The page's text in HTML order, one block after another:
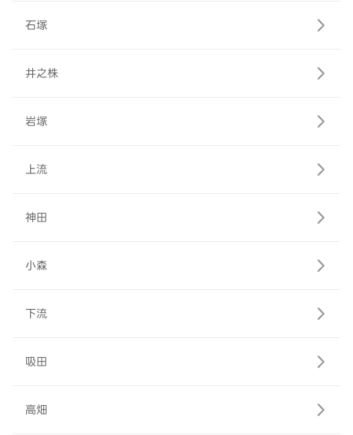
石塚
井之株
岩塚
上流
神田
小森
下流
吸田
高畑